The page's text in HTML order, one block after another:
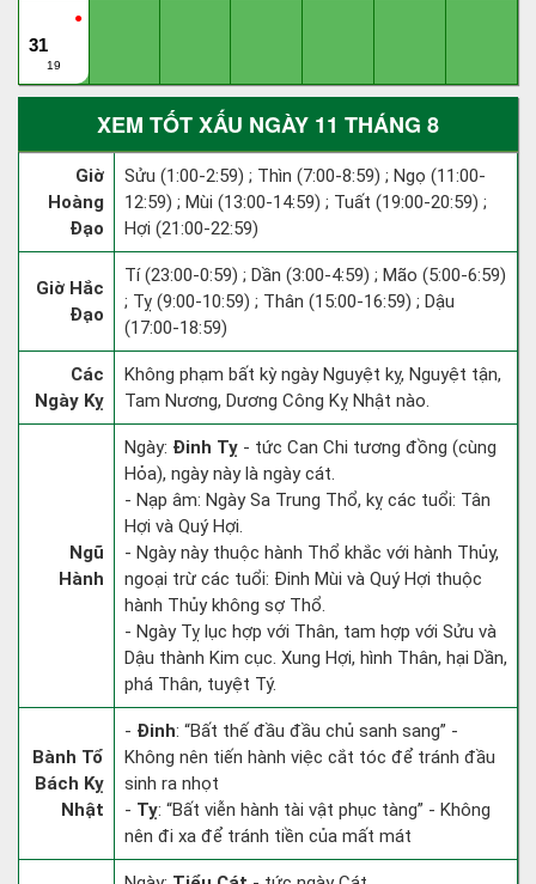
●
31
19
XEM TỐT XẤU NGÀY 11 THÁNG 8
Giờ
Hoàng
Đạo
Sửu (1:00-2:59) ; Thìn (7:00-8:59) ; Ngọ (11:00-
12:59) ; Mùi (13:00-14:59) ; Tuất (19:00-20:59) ;
Hợi (21:00-22:59)
Giờ Hắc
Đạo
Tí (23:00-0:59) ; Dần (3:00-4:59) ; Mão (5:00-6:59)
; Tỵ (9:00-10:59) ; Thân (15:00-16:59) ; Dậu
(17:00-18:59)
Các
Ngày Kỵ
Không phạm bất kỳ ngày Nguyệt kỵ, Nguyệt tận,
Tam Nương, Dương Công Kỵ Nhật nào.
Ngũ
Hành
Ngày: Đinh Tỵ - tức Can Chi tương đồng (cùng
Hỏa), ngày này là ngày cát.
- Nạp âm: Ngày Sa Trung Thổ, kỵ các tuổi: Tân
Hợi và Quý Hợi.
- Ngày này thuộc hành Thổ khắc với hành Thủy,
ngoại trừ các tuổi: Đinh Mùi và Quý Hợi thuộc
hành Thủy không sợ Thổ.
- Ngày Tỵ lục hợp với Thân, tam hợp với Sửu và
Dậu thành Kim cục. Xung Hợi, hình Thân, hại Dần,
phá Thân, tuyệt Tý.
Bành Tổ
Bách Kỵ
Nhật
- Đinh: “Bất thế đầu đầu chủ sanh sang” -
Không nên tiến hành việc cắt tóc để tránh đầu
sinh ra nhọt
- Tỵ: “Bất viễn hành tài vật phục tàng” - Không
nên đi xa để tránh tiền của mất mát